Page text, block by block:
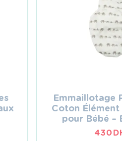
Emmaillotage
Coton
pour Bébé –
430